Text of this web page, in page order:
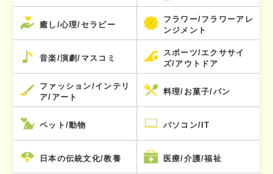
癒し/心理/セラピー
フラワー/フラワーアレ
ンジメント
音楽/演劇/マスコミ
スポーツ/エクササイ
ズ/アウトドア
ファッション/インテリ
ア/アート
料理/お菓子/パン
ペット/動物 パソコン/IT
日本の伝統文化/教養 医療/介護/福祉